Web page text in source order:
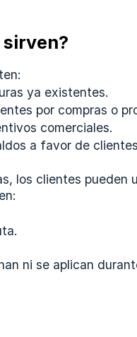
sirven?
ya existentes.
por compras o
comerciales.
a favor de
los clientes pueden
ni se aplican